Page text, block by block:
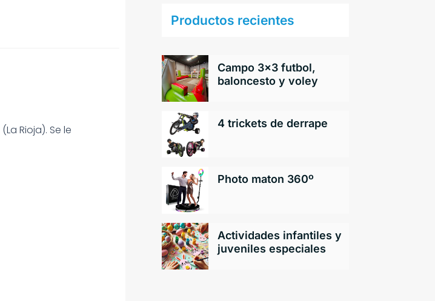
Rioja). Se le
Productos recientes
Campo 3×3 futbol,
baloncesto y voley
4 trickets de derrape
Photo maton 360º
Actividades infantiles y
juveniles especiales